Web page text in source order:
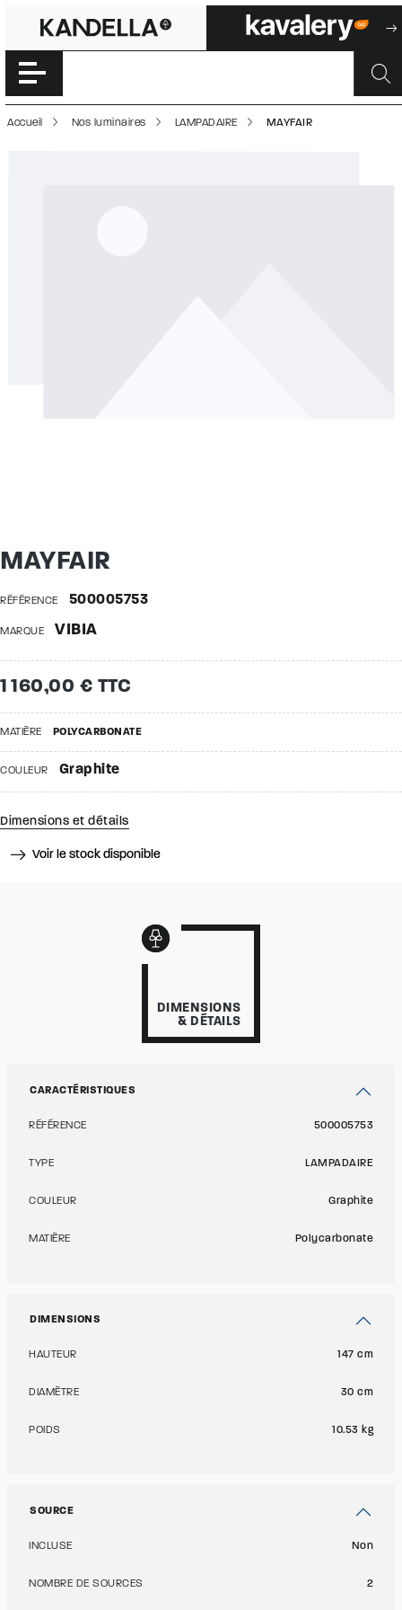
MAYFAIR |
Accéder directement au contenu de la page
Accueil Nos luminaires LAMPADAIRE MAYFAIR
MAYFAIR
RÉFÉRENCE 500005753
MARQUE VIBIA
1 160,00 € TTC
MATIÈRE POLYCARBONATE
COULEUR Graphite
Dimensions et détails
Voir le stock disponible
DIMENSIONS
& DÉTAILS
CARACTÉRISTIQUES
RÉFÉRENCE 500005753
TYPE LAMPADAIRE
COULEUR Graphite
MATIÈRE Polycarbonate
DIMENSIONS
HAUTEUR 147 cm
DIAMÈTRE 30 cm
POIDS 10.53 kg
SOURCE
INCLUSE Non
NOMBRE DE SOURCES 2